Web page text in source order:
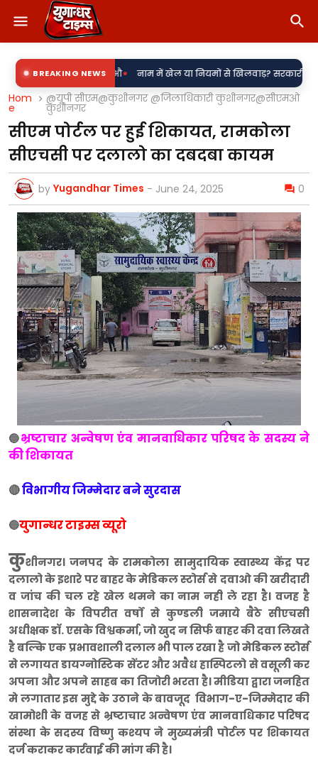
BREAKING NEWS
उपकेंद्र? औ• नाम में खेल या नियमों से खिलवाड़? सरकारी शिलापट्टों पर
Hom
e
@यूपी सीएम@कुशीनगर @जिलाधिकारी कुशीनगर@सीएमओ
कुशीनगर
सीएम पोर्टल पर हुई शिकायत, रामकोला
सीएचसी पर दलालो का दबदबा कायम
by Yugandhar Times - June 24, 2025 0
🔵भ्रष्टाचार अन्वेषण एंव मानवाधिकार परिषद के सदस्य ने
की शिकायत
🔴विभागीय जिम्मेदार बने सुरदास
🔵युगान्धर टाइम्स व्यूरो
कुशीनगर। जनपद के रामकोला सामुदायिक स्वास्थ्य केंद्र पर
दलालो के इशारे पर बाहर के मेडिकल स्टोर्स से दवाओ की खरीदारी
व जांच की चल रहे खेल थमने का नाम नही ले रहा है। वजह है
शासनादेश के विपरीत वर्षो से कुण्डली जमाये बैठे सीएचसी
अधीक्षक डाॅ. एसके विश्वकर्मा, जो खुद न सिर्फ बाहर की दवा लिखते
है बल्कि एक प्रभावशाली दलाल भी पाल रखा है जो मेडिकल स्टोर्स
से लगायत डायग्नोस्टिक सेंटर और अवैध हास्पिटलो से वसूली कर
अपना और अपने साहब का तिजोरी भरता है। मीडिया द्वारा जनहित
मे लगातार इस मुद्दे के उठाने के बावजूद विभाग-ए-जिम्मेदार की
खामोशी के वजह से भ्रष्टाचार अन्वेषण एंव मानवाधिकार परिषद
संस्था के सदस्य विष्णु कश्यप ने मुख्यमंत्री पोर्टल पर शिकायत
दर्ज कराकर कार्रवाई की मांग की है।